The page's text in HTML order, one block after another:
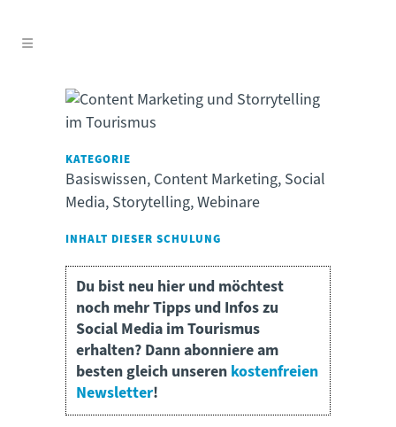
KATEGORIE
Basiswissen, Content Marketing, Social
Media, Storytelling, Webinare
INHALT DIESER SCHULUNG
Du bist neu hier und möchtest
noch mehr Tipps und Infos zu
Social Media im Tourismus
erhalten? Dann abonniere am
besten gleich unseren kostenfreien
Newsletter!